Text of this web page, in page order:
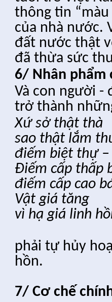
thông tin
của nhà nước.
đất nước thật
đã thừa sức
6/ Nhân phẩm
Và con người -
trở thành
Xứ sở thật thà
sao thật lắm
điếm biệt thự
Ðiếm cấp thấp
điếm cấp cao
Vật giá tăng
vì hạ giá linh
phải tự hủy
hồn.
7/ Cơ chế